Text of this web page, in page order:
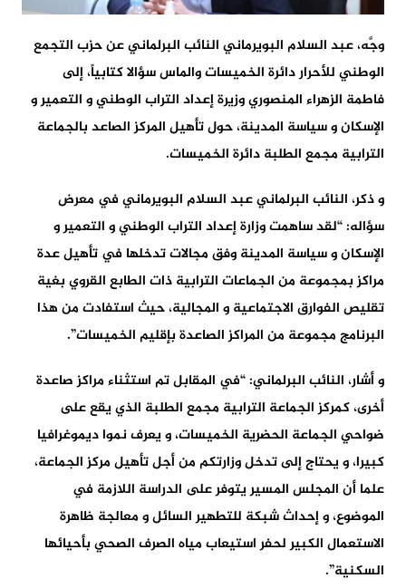
وجَّه، عبد السلام البويرماني النائب البرلماني عن حزب التجمع
الوطني للأحرار دائرة الخميسات والماس سؤالا كتابياً، إلى
فاطمة الزهراء المنصوري وزيرة إعداد التراب الوطني و التعمير و
الإسكان و سياسة المدينة، حول تأهيل المركز الصاعد بالجماعة
الترابية مجمع الطلبة دائرة الخميسات.
و ذكر، النائب البرلماني عبد السلام البويرماني في معرض
سؤاله: “لقد ساهمت وزارة إعداد التراب الوطني و التعمير و
الإسكان و سياسة المدينة وفق مجالات تدخلها في تأهيل عدة
مراكز بمجموعة من الجماعات الترابية ذات الطابع القروي بغية
تقليص الفوارق الاجتماعية و المجالية، حيث استفادت من هذا
البرنامج مجموعة من المراكز الصاعدة بإقليم الخميسات”.
و أشار، النائب البرلماني: “في المقابل تم استثناء مراكز صاعدة
أخرى، كمركز الجماعة الترابية مجمع الطلبة الذي يقع على
ضواحي الجماعة الحضرية الخميسات، و يعرف نموا ديموغرافيا
كبيرا، و يحتاج إلى تدخل وزارتكم من أجل تأهيل مركز الجماعة،
علما أن المجلس المسير يتوفر على الدراسة اللازمة في
الموضوع، و إحداث شبكة للتطهير السائل و معالجة ظاهرة
الاستعمال الكبير لحفر استيعاب مياه الصرف الصحي بأحيائها
السكنية”.